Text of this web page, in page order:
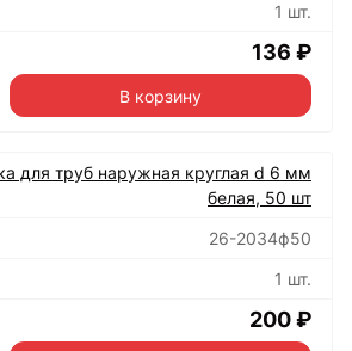
1 шт.
136 ₽
В корзину
для труб наружная круглая d 6 мм
белая, 50 шт
26-2034ф50
1 шт.
200 ₽